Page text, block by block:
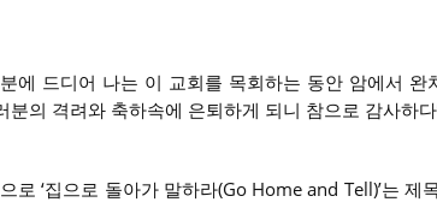
에 드디어 나는 이 교회를 목회하는 동안 암에서 완
의 격려와 축하속에 은퇴하게 되니 참으로 감사하
‘집으로 돌아가 말하라(Go Home and Tell)’는 제